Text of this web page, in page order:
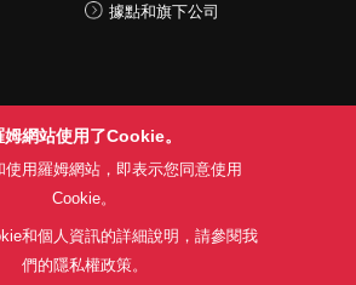
據點和旗下公司
利用目的 隱私權政策
姆網站使用了Cookie。
使用羅姆網站，即表示您同意使用
Cookie。
和個人資訊的詳細說明，請參閱我
們的隱私權政策。